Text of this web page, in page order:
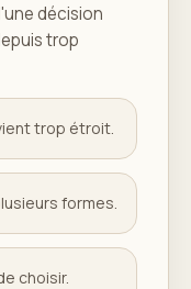
décision
trop
trop étroit.
formes.
choisir.